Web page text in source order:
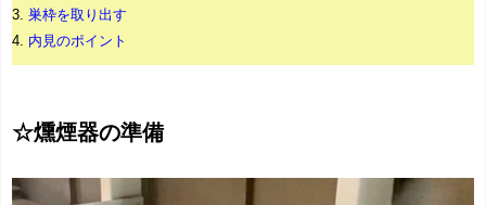
3. 巣枠を取り出す
4. 内見のポイント
☆燻煙器の準備